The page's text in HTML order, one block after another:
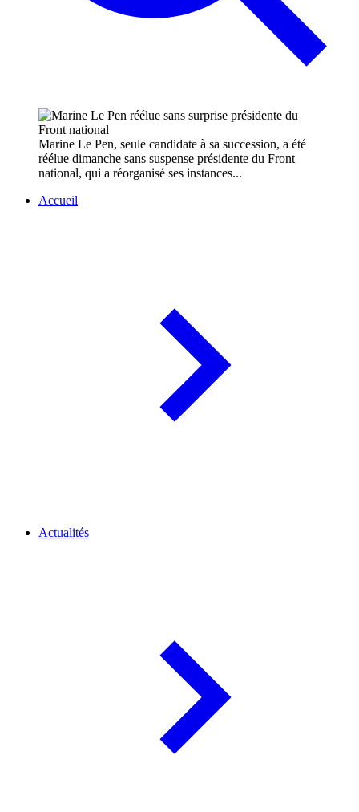
Marine Le Pen, seule candidate à sa succession, a été
réélue dimanche sans suspense présidente du Front
national, qui a réorganisé ses instances...
Accueil
Actualités